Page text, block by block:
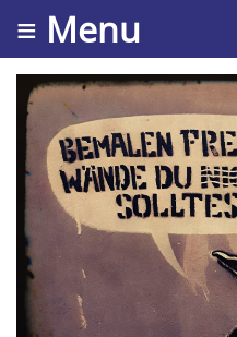
≡ Menu